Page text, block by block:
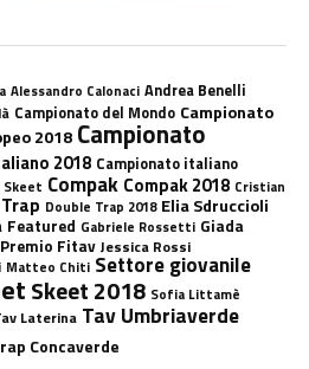
Alessandro Calonaci Andrea Benelli
Campionato del Mondo Campionato
2018 Campionato
2018 Campionato italiano
Skeet Compak Compak 2018 Cristian
Double Trap 2018 Elia Sdruccioli
Featured Gabriele Rossetti Giada
Fitav Jessica Rossi
Matteo Chiti Settore giovanile
Skeet 2018 Sofia Littamè
Laterina Tav Umbriaverde
Concaverde